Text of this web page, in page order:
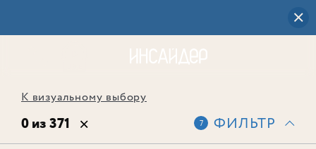
К визуальному выбору
0 из 371 7 ФИЛЬТР